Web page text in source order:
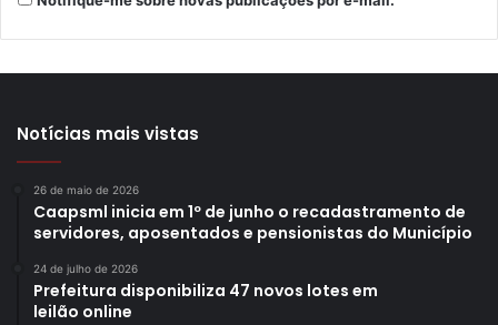
Notícias mais vistas
26 de maio de 2026
Caapsml inicia em 1º de junho o recadastramento de
servidores, aposentados e pensionistas do Município
24 de julho de 2026
Prefeitura disponibiliza 47 novos lotes em
leilão online